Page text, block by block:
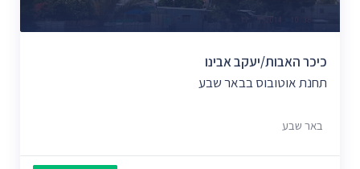
כיכר האבות/יעקב אבינו
תחנת אוטובוס בבאר שבע
באר שבע